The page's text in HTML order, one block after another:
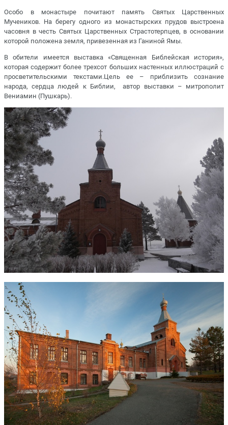
Особо в монастыре почитают память Святых Царственных
Мучеников. На берегу одного из монастырских прудов выстроена
часовня в честь Святых Царственных Страстотерпцев, в основании
которой положена земля, привезенная из Ганиной Ямы.
В обители имеется выставка «Священная Библейская история»,
которая содержит более трехсот больших настенных иллюстраций с
просветительскими текстами.Цель ее – приблизить сознание
народа, сердца людей к Библии, автор выставки – митрополит
Вениамин (Пушкарь).